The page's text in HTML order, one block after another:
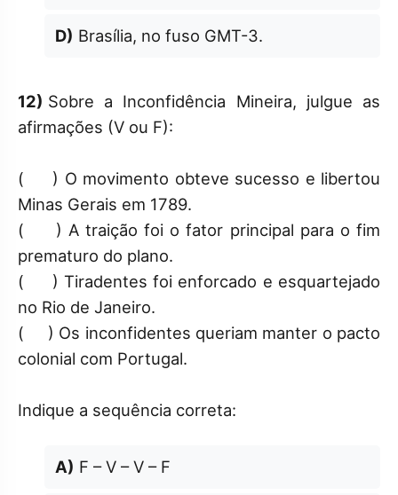
D) Brasília, no fuso GMT-3.
12) Sobre a Inconfidência Mineira, julgue as
afirmações (V ou F):
( ) O movimento obteve sucesso e libertou
Minas Gerais em 1789.
( ) A traição foi o fator principal para o fim
prematuro do plano.
( ) Tiradentes foi enforcado e esquartejado
no Rio de Janeiro.
( ) Os inconfidentes queriam manter o pacto
colonial com Portugal.
Indique a sequência correta:
A) F – V – V – F